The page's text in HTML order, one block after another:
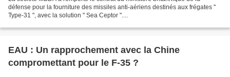
défense pour la fourniture des missiles anti-aériens destinés aux frégates "
Type-31 ", avec la solution " Sea Ceptor "....
EAU : Un rapprochement avec la Chine
compromettant pour le F-35 ?